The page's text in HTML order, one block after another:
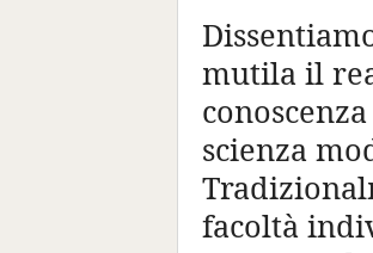
mutila il
scienza
facoltà